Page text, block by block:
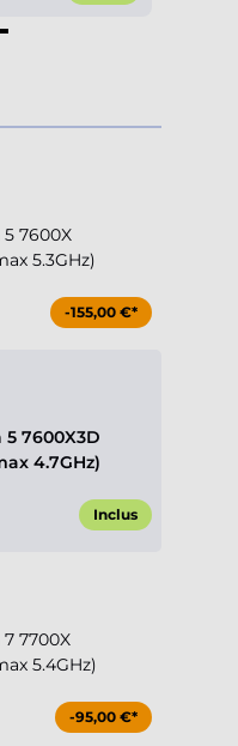
7600X
5.3GHz)
-155,00 €*
5 7600X3D
4.7GHz)
Inclus
7700X
5.4GHz)
-95,00 €*